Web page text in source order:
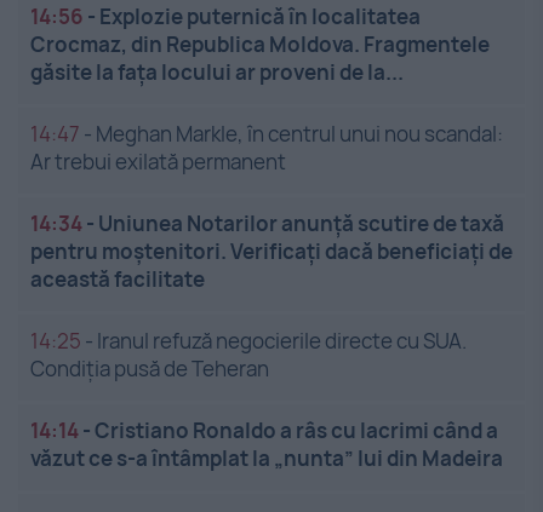
14:56 - Explozie puternică în localitatea
Crocmaz, din Republica Moldova. Fragmentele
găsite la fața locului ar proveni de la...
14:47 - Meghan Markle, în centrul unui nou scandal:
Ar trebui exilată permanent
14:34- Uniunea Notarilor anunță scutire de taxă
pentru moștenitori. Verificați dacă beneficiați de
această facilitate
14:25 - Iranul refuză negocierile directe cu SUA.
Condiția pusă de Teheran
14:14-Cristiano Ronaldo a râs cu lacrimi când a
văzut ce s-a întâmplat la „nunta” lui din Madeira